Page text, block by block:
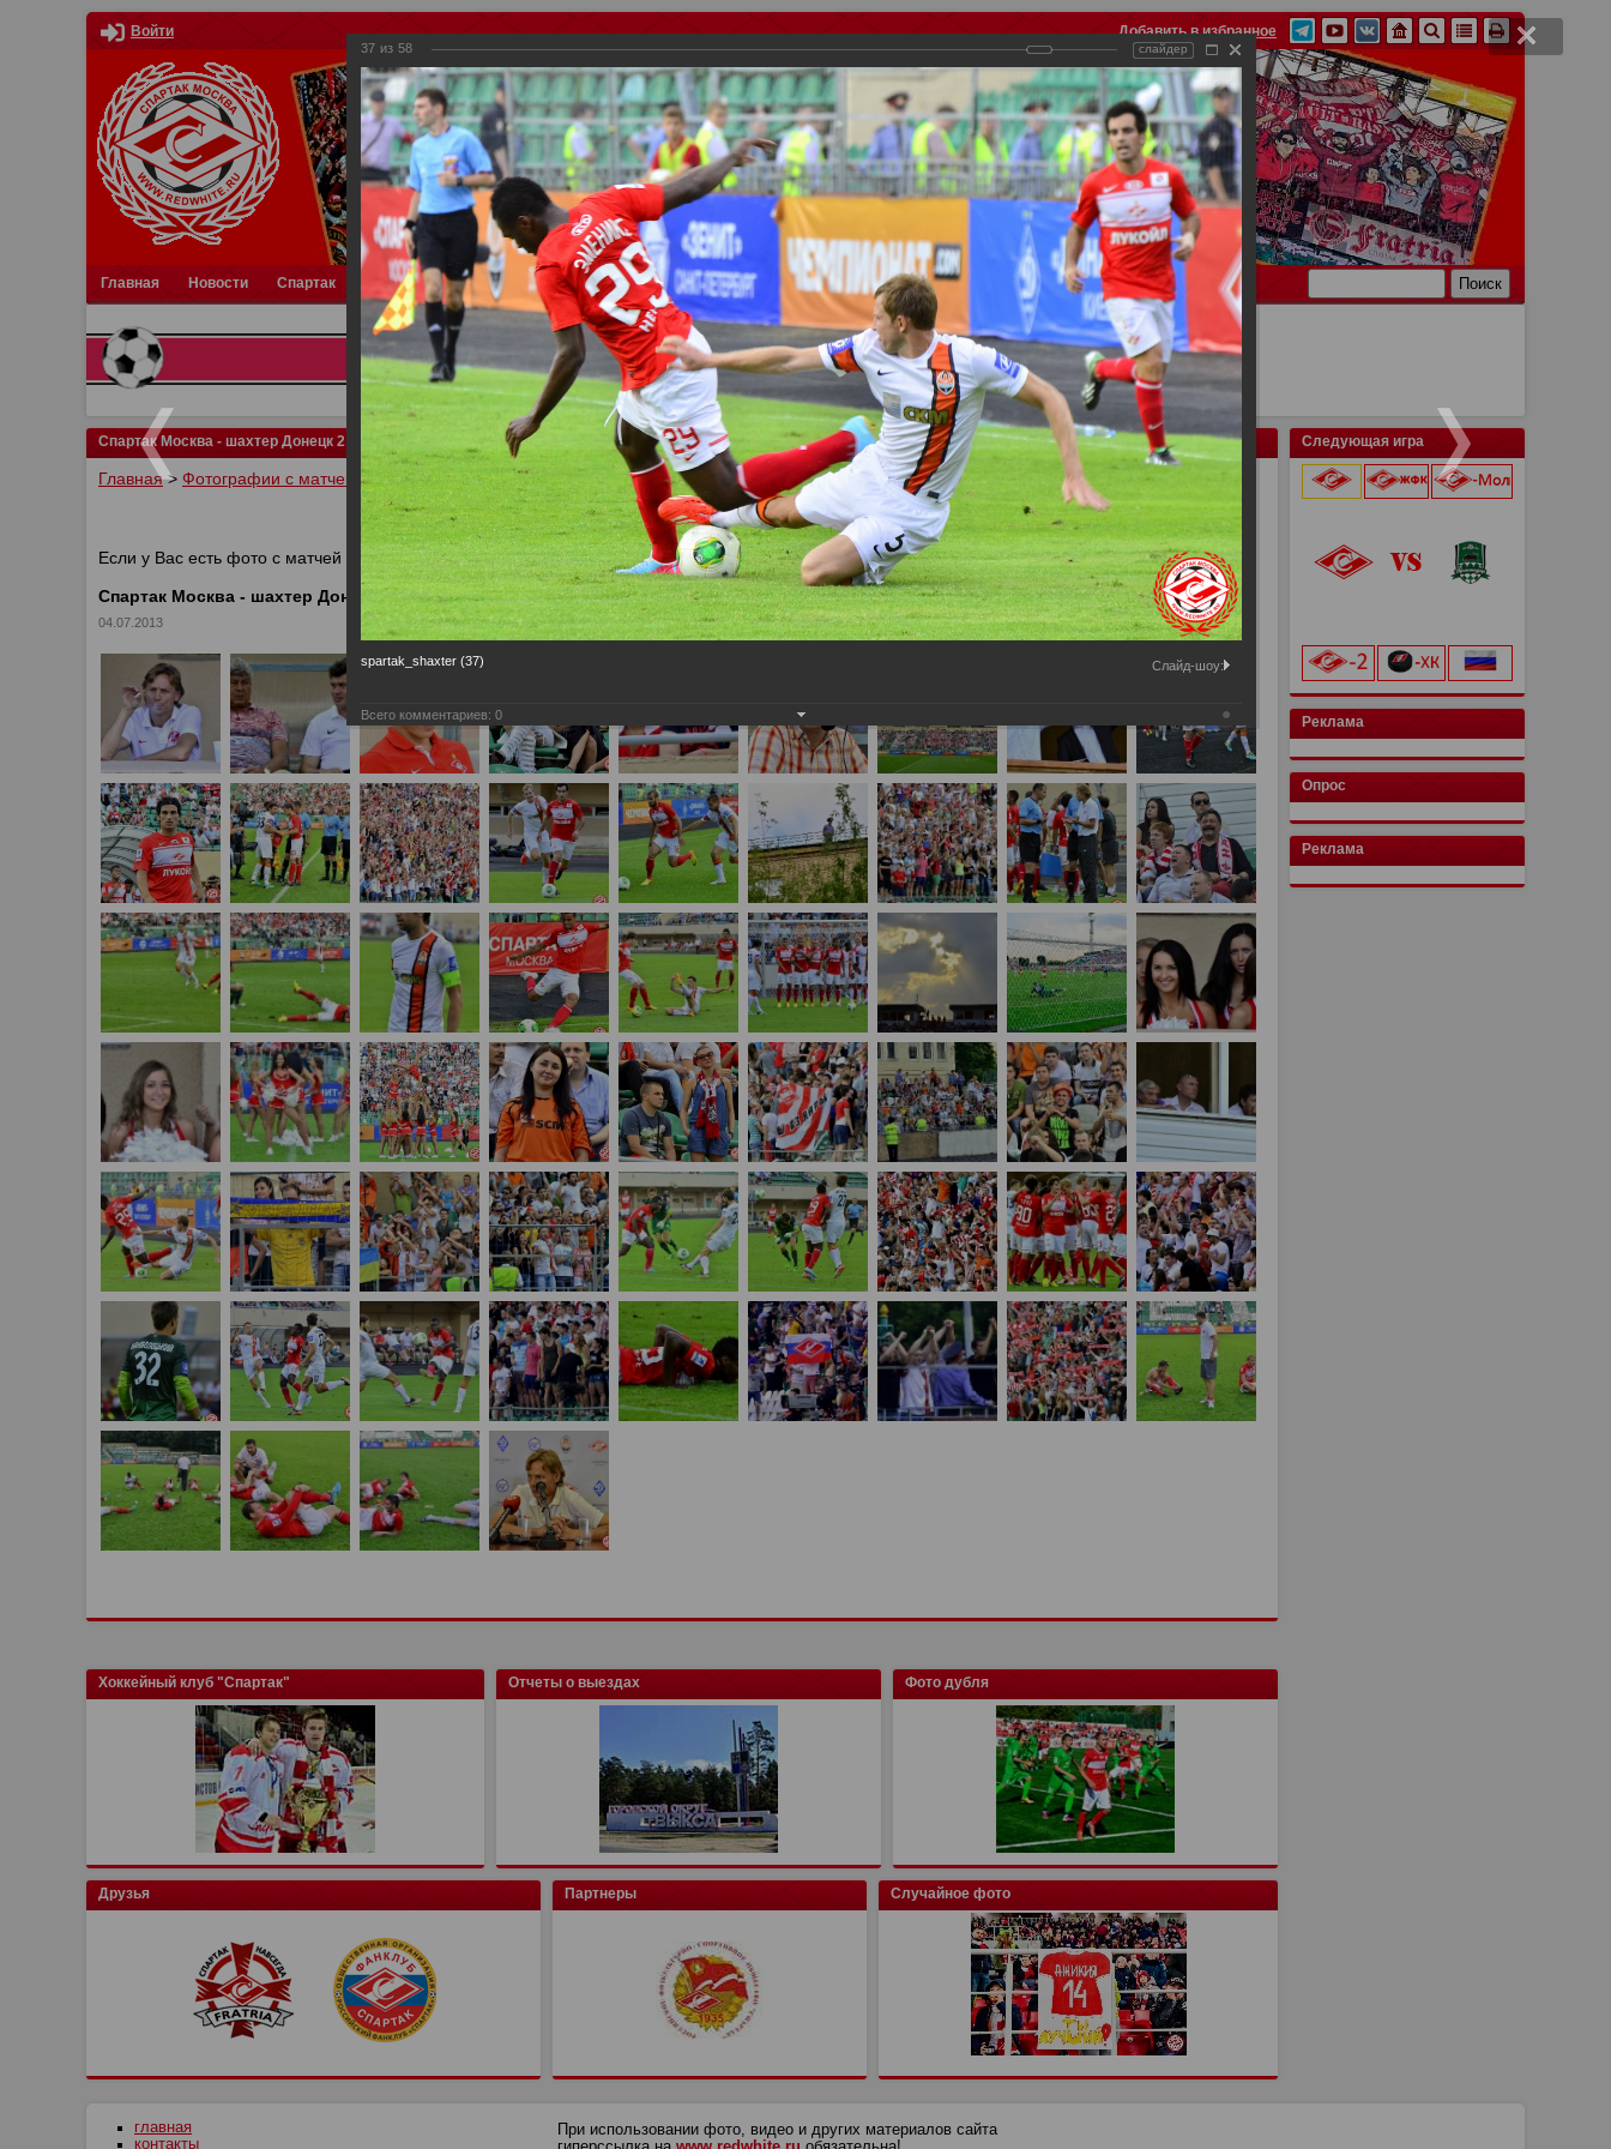
Войти Добавить в избранное
Главная Новости Спартак Турниры Фотки Отчеты Видео Фанату Стадионы О футболе КБ Форум Ссылки Связь
Спартак Москва - шахтер Донецк 2:0
Главная> Фотографии с матчей Спартака, Сборной Росиии > ФК Спартак> Сезон 2013/2014 Спартак Москва - шахтер Донецк 2:0
Уважаемые посетители нашего сайта!
Если у Вас есть фото с матчей
Спартака, высылайте нам напочтумы обязательно разместим их в этом разделе.
Спартак Москва - шахтер Донецк 2:0
04.07.2013
Хоккейный клуб "Спартак" Отчеты о выездах Фото дубля
Друзья Партнеры Случайное фото
Следующая игра
Реклама
Опрос
Реклама
главная
контакты
При использовании фото, видео и других материалов сайта
37 из 58 слайдер
spartak_shaxter (37) Слайд-шоу:
Всего комментариев: 0